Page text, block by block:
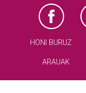
HONI BURUZ
ARAUAK